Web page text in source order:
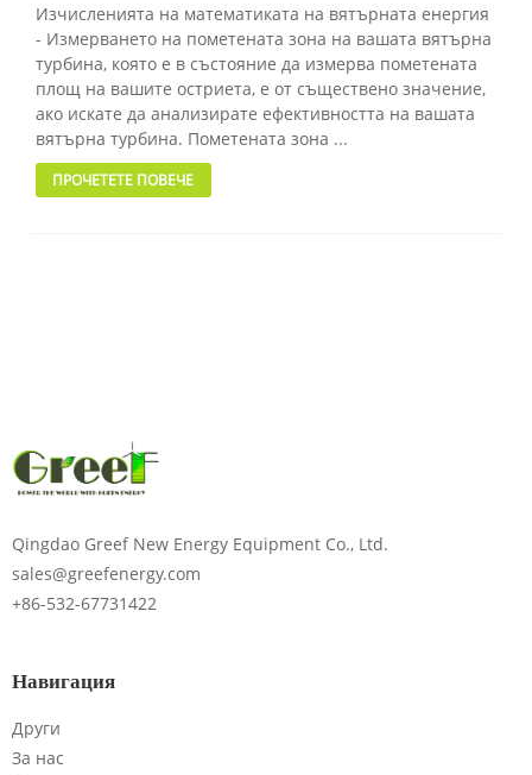
Изчисленията на математиката на вятърната енергия
- Измерването на пометената зона на вашата вятърна
турбина, която е в състояние да измерва пометената
площ на вашите остриета, е от съществено значение,
ако искате да анализирате ефективността на вашата
вятърна турбина. Пометената зона ...
ПРОЧЕТЕТЕ ПОВЕЧЕ
Qingdao Greef New Energy Equipment Co., Ltd.
sales@greefenergy.com
+86-532-67731422
Навигация
Други
За нас